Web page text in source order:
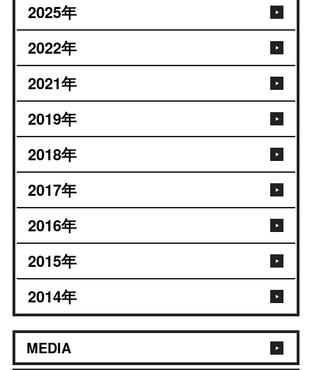
2025年
2022年
2021年
2019年
2018年
2017年
2016年
2015年
2014年
MEDIA